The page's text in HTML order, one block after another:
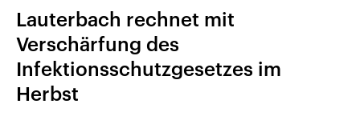
Lauterbach rechnet mit
Verschärfung des
Infektionsschutzgesetzes im
Herbst